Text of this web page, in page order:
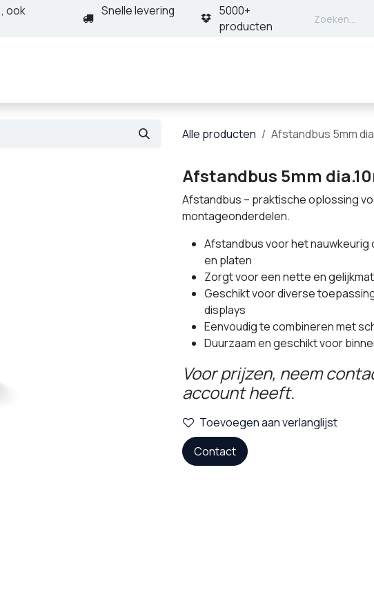
ook
Snelle levering
5000+
producten
Alle producten Afstandbus 5mm
Afstandbus 5mm
Afstandbus – praktische oplossing
montageonderdelen.
Afstandbus voor het
en platen
Zorgt voor een nette en
Geschikt voor diverse
displays
Eenvoudig te combineren met
Duurzaam en geschikt voor
Voor prijzen, neem
account heeft.
Toevoegen aan verlanglijst
Contact